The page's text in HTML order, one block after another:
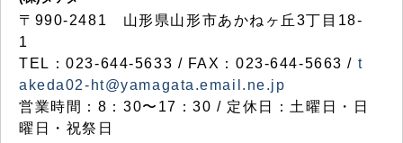
〒990-2481 山形県山形市あかねヶ丘3丁目18-
1
TEL：023-644-5633 / FAX：023-644-5663 / t
akeda02-ht@yamagata.email.ne.jp
営業時間：8：30〜17：30 / 定休日：土曜日・日
曜日・祝祭日